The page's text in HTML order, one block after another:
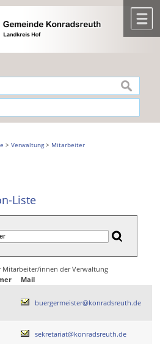
springen.
suchen
> Verwaltung> Mitarbeiter
Liste
Mitarbeiter/innen der Verwaltung
Mail
buergermeister@konradsreuth.de
sekretariat@konradsreuth.de